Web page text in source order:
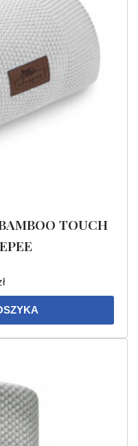
TOUCH